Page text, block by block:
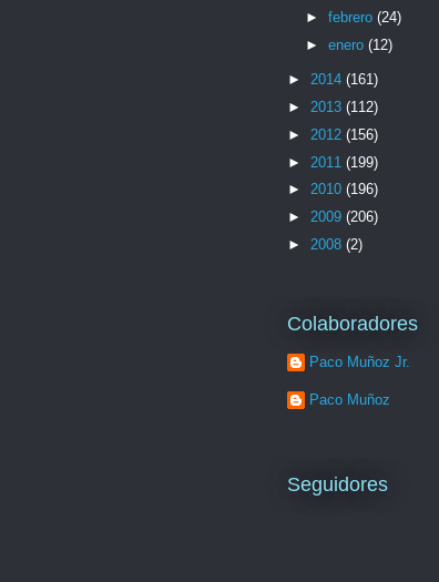
► febrero (24)
► enero (12)
► 2014 (161)
► 2013 (112)
► 2012 (156)
► 2011 (199)
► 2010 (196)
► 2009 (206)
► 2008 (2)
Colaboradores
Paco Muñoz Jr.
Paco Muñoz
Seguidores